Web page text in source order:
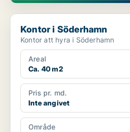
Kontor i Söderhamn
Kontor i Söderhamn
Kontor att hyra i Söderhamn
Areal
Ca. 40 m2
Pris pr. md.
Inte angivet
Område